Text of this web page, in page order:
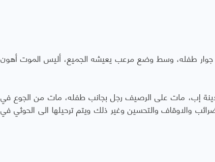
طفله، وسط وضع مرعب يعيشه الجميع، أليس الموت أهون
إب، مات على الرصيف رجل بجانب طفله، مات من الجوع في
والاوقاف والتحسين وغير ذلك ويتم ترحيلها الى الحوثي في